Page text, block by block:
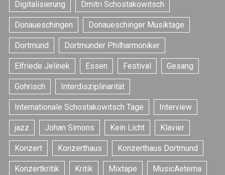
Digitalisierung Dmitri Schostakowitsch
Donaueschingen Donaueschinger Musiktage
Dortmund Dortmunder Philharmoniker
Elfriede Jelinek Essen Festival Gesang
Gohrisch Interdisziplinarität
Internationale Schostakowitsch Tage Interview
jazz Johan Simons Kein Licht Klavier
Konzert Konzerthaus Konzerthaus Dortmund
Konzertkritik Kritik Mixtape MusicAeterna